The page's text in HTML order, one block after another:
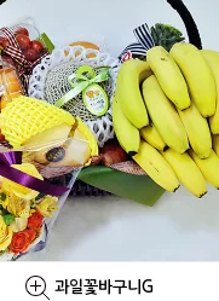
과일꽃바구니G